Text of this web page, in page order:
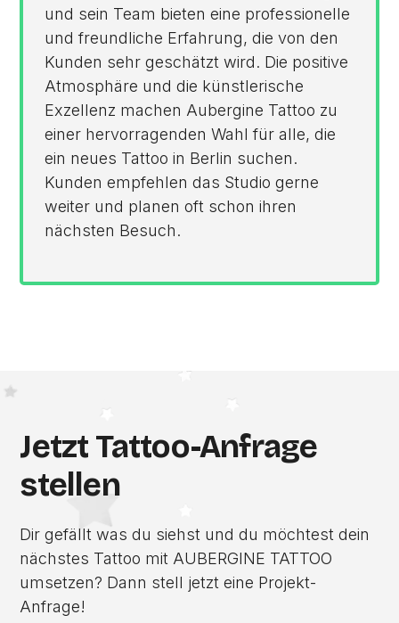
und sein Team bieten eine professionelle
und freundliche Erfahrung, die von den
Kunden sehr geschätzt wird. Die positive
Atmosphäre und die künstlerische
Exzellenz machen Aubergine Tattoo zu
einer hervorragenden Wahl für alle, die
ein neues Tattoo in Berlin suchen.
Kunden empfehlen das Studio gerne
weiter und planen oft schon ihren
nächsten Besuch.
Jetzt Tattoo-Anfrage
stellen
Dir gefällt was du siehst und du möchtest dein
nächstes Tattoo mit AUBERGINE TATTOO
umsetzen? Dann stell jetzt eine Projekt-
Anfrage!